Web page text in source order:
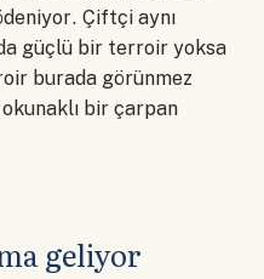
Çiftçi aynı
güçlü bir terroir yoksa
burada görünmez
bir çarpan
geliyor